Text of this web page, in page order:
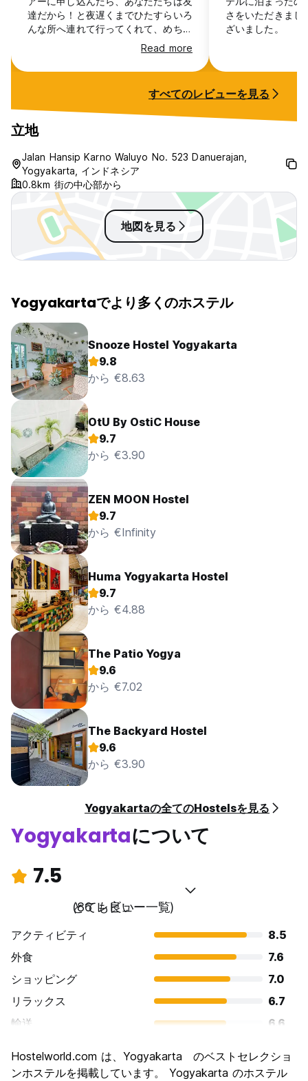
達だから！と夜遅くまでひたすらいろ
んな所へ連れて行ってくれて、めちゃ
くちゃ優しくて楽しかったです！彼ら
に会いにまた遊びに来たい。スタッフ
がみんな親切。エアコン効いてて涼し
ます。そして朝ご飯がめっちゃ豪華で
おいしい！ちょっと暗くて細い路地に
入るけど、マルボロ通りからもすぐで
す。水シャワーなので、あとホットシ
ャワーがあれば完璧。Thank you for
the great stay at Lauras! Great
stuff, great breakfast!
Read more
さをいただきまし
ざいました。
すべてのレビューを見る
立地
Jalan Hansip Karno Waluyo No. 523 Danuerajan,
Yogyakarta, インドネシア
0.8km 街の中心部から
地図を見る
Yogyakartaでより多くのホステル
Snooze Hostel Yogyakarta
9.8
から €8.63
OtU By OstiC House
9.7
から €3.90
ZEN MOON Hostel
9.7
から €Infinity
Huma Yogyakarta Hostel
9.7
から €4.88
The Patio Yogya
9.6
から €7.02
The Backyard Hostel
9.6
から €3.90
Yogyakartaの全てのHostelsを見る
Yogyakartaについて
7.5
とても良い
(86 レビュー一覧)
アクティビティ
8.5
外食
7.6
ショッピング
7.0
リラックス
6.7
輸送
6.6
文化
8.5
Hostelworld.com は、Yogyakarta のベストセレクショ
ンホステルを掲載しています。 Yogyakarta のホステル